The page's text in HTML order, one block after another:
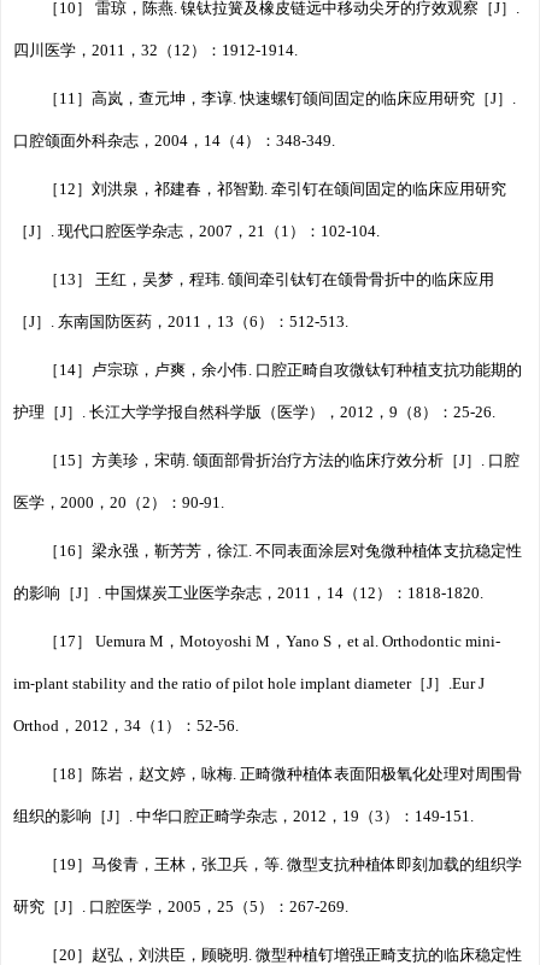
［10］ 雷琼，陈燕. 镍钛拉簧及橡皮链远中移动尖牙的疗效观察［J］.
四川医学，2011，32（12）：1912-1914.
［11］高岚，查元坤，李谆. 快速螺钉颌间固定的临床应用研究［J］.
口腔颌面外科杂志，2004，14（4）：348-349.
［12］刘洪泉，祁建春，祁智勤. 牵引钉在颌间固定的临床应用研究
［J］. 现代口腔医学杂志，2007，21（1）：102-104.
［13］ 王红，吴梦，程玮. 颌间牵引钛钉在颌骨骨折中的临床应用
［J］. 东南国防医药，2011，13（6）：512-513.
［14］卢宗琼，卢爽，余小伟. 口腔正畸自攻微钛钉种植支抗功能期的
护理［J］. 长江大学学报自然科学版（医学），2012，9（8）：25-26.
［15］方美珍，宋萌. 颌面部骨折治疗方法的临床疗效分析［J］. 口腔
医学，2000，20（2）：90-91.
［16］梁永强，靳芳芳，徐江. 不同表面涂层对兔微种植体支抗稳定性
的影响［J］. 中国煤炭工业医学杂志，2011，14（12）：1818-1820.
［17］ Uemura M，Motoyoshi M，Yano S，et al. Orthodontic mini-
im⁃plant stability and the ratio of pilot hole implant diameter［J］.Eur J
Orthod，2012，34（1）：52-56.
［18］陈岩，赵文婷，咏梅. 正畸微种植体表面阳极氧化处理对周围骨
组织的影响［J］. 中华口腔正畸学杂志，2012，19（3）：149-151.
［19］马俊青，王林，张卫兵，等. 微型支抗种植体即刻加载的组织学
研究［J］. 口腔医学，2005，25（5）：267-269.
［20］赵弘，刘洪臣，顾晓明. 微型种植钉增强正畸支抗的临床稳定性